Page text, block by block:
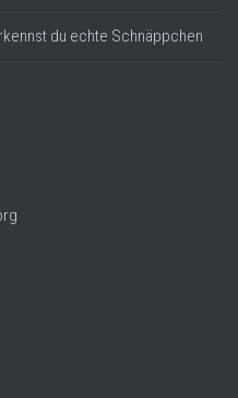
du echte Schnäppchen